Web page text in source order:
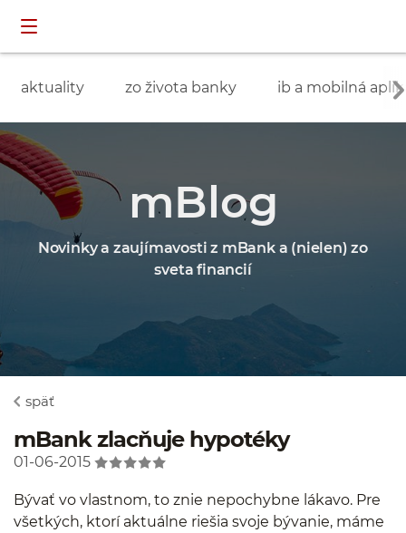
aktuality zo života banky ib a mobilná
mBlog
Novinky a zaujímavosti z mBank a (nielen) zo
sveta financií
späť
mBank zlacňuje hypotéky
01-06-2015
Bývať vo vlastnom, to znie nepochybne lákavo. Pre
všetkých, ktorí aktuálne riešia svoje bývanie, máme